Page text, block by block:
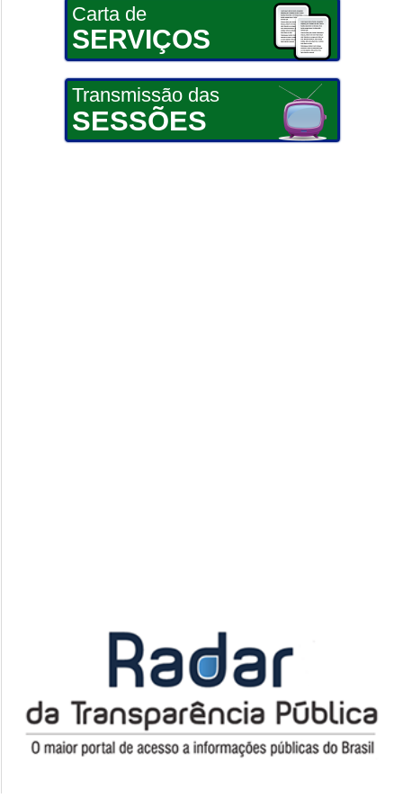
Carta de
SERVIÇOS
Transmissão das
SESSÕES